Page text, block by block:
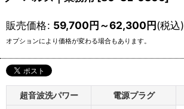
販売価格: 59,700円～62,300円(税込)
オプションにより価格が変わる場合もあります。
超音波洗パワー 電源プラグ